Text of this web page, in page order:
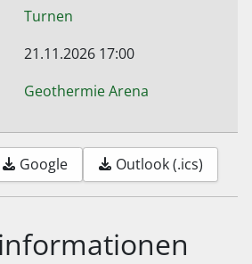
Turnen
21.11.2026 17:00
Geothermie Arena
Google Outlook (.ics)